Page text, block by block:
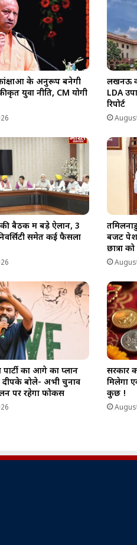
के अनुरूप बनेगी
युवा नीति, CM योगी
लखनऊ
LDA
रिपोर्ट
बैठक में बड़े ऐलान, 3
समेत कई फैसलों
बजट
छात्रों
का आगे का प्लान
दीपके बोले- अभी चुनाव
पर रहेगा फोकस
सरकार
मिलेगा
कुछ !